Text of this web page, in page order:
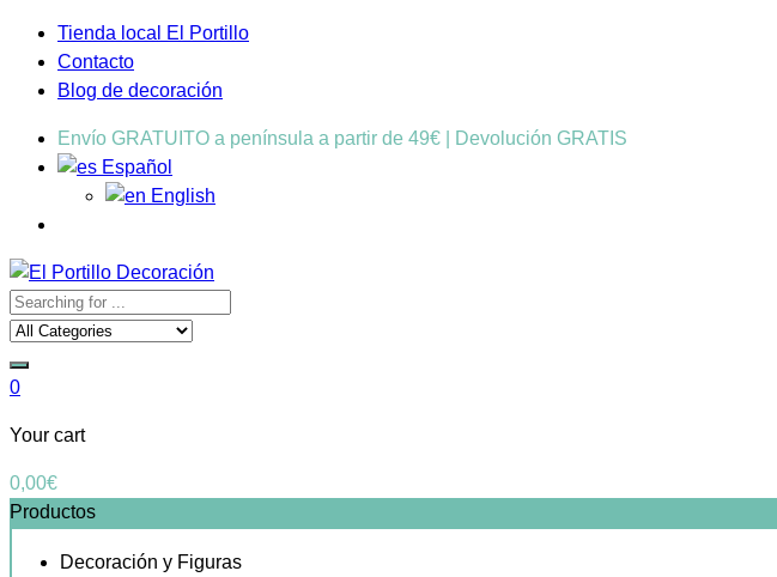
Tienda local El Portillo
Contacto
Blog de decoración
Envío GRATUITO a península a partir de 49€ | Devolución GRATIS
Español
English
0
Your cart
0,00€
Productos
Decoración y Figuras